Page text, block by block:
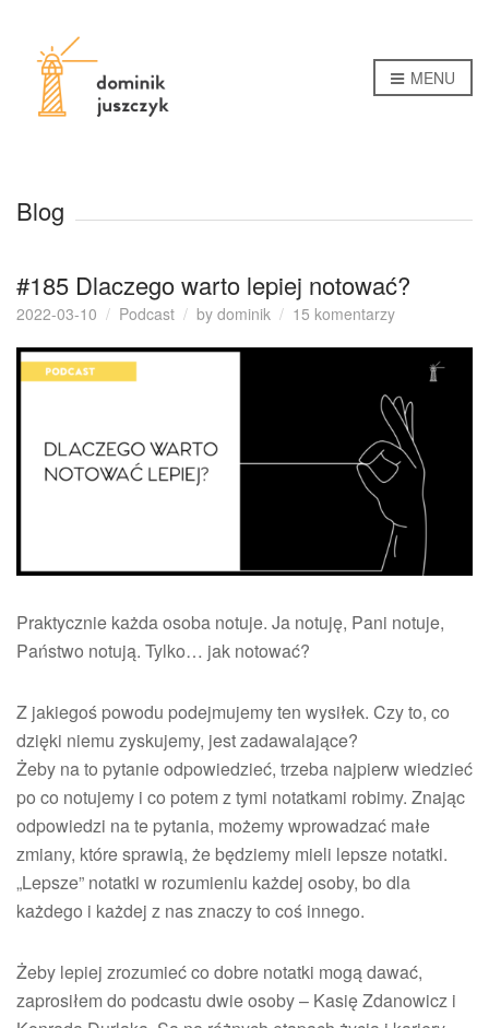
MENU
Blog
#185 Dlaczego warto lepiej notować?
2022-03-10 Podcast by dominik 15 komentarzydo
Dlaczego
warto
lepiej
notować?
Praktycznie każda osoba notuje. Ja notuję, Pani notuje,
Państwo notują. Tylko… jak notować?
Z jakiegoś powodu podejmujemy ten wysiłek. Czy to, co
dzięki niemu zyskujemy, jest zadawalające?
Żeby na to pytanie odpowiedzieć, trzeba najpierw wiedzieć
po co notujemy i co potem z tymi notatkami robimy. Znając
odpowiedzi na te pytania, możemy wprowadzać małe
zmiany, które sprawią, że będziemy mieli lepsze notatki.
„Lepsze” notatki w rozumieniu każdej osoby, bo dla
każdego i każdej z nas znaczy to coś innego.
Żeby lepiej zrozumieć co dobre notatki mogą dawać,
zaprosiłem do podcastu dwie osoby – Kasię Zdanowicz i